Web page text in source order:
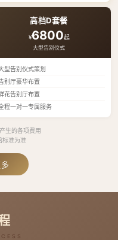
高档D套餐
¥6800起
大型告别仪式
型告别仪式策划
别厅豪华布置
花告别厅布置
程一对一专属服务
生的各项费用
标准为准